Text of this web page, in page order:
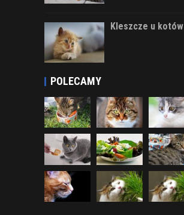
Kleszcze u kotów
POLECAMY